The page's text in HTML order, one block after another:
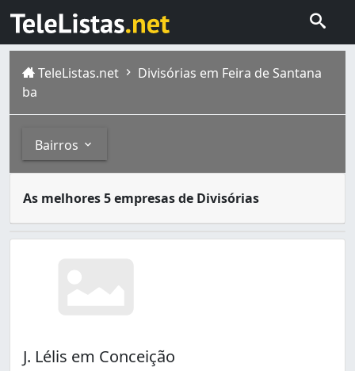
TeleListas.net
Divisórias em Feira de Santana
ba
Bairros
As melhores 5 empresas de Divisórias
Feira de Santana é um município brasileiro do estado
J. Lélis em Conceição